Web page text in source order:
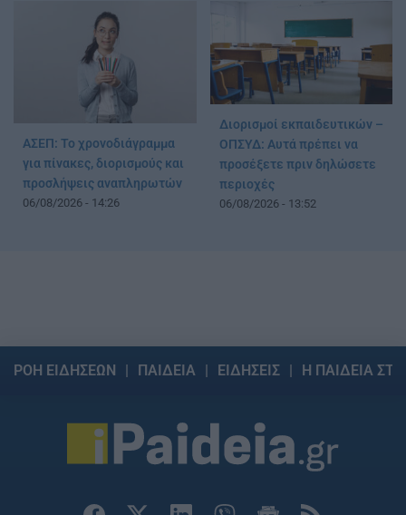
ΑΣΕΠ: Το χρονοδιάγραμμα
για πίνακες, διορισμούς και
προσλήψεις αναπληρωτών
06/08/2026 - 14:26
Διορισμοί εκπαιδευτικών –
ΟΠΣΥΔ: Αυτά πρέπει να
προσέξετε πριν δηλώσετε
περιοχές
06/08/2026 - 13:52
ΡΟΗ ΕΙΔΗΣΕΩΝ ΠΑΙΔΕΙΑ ΕΙΔΗΣΕΙΣ Η ΠΑΙΔΕΙΑ